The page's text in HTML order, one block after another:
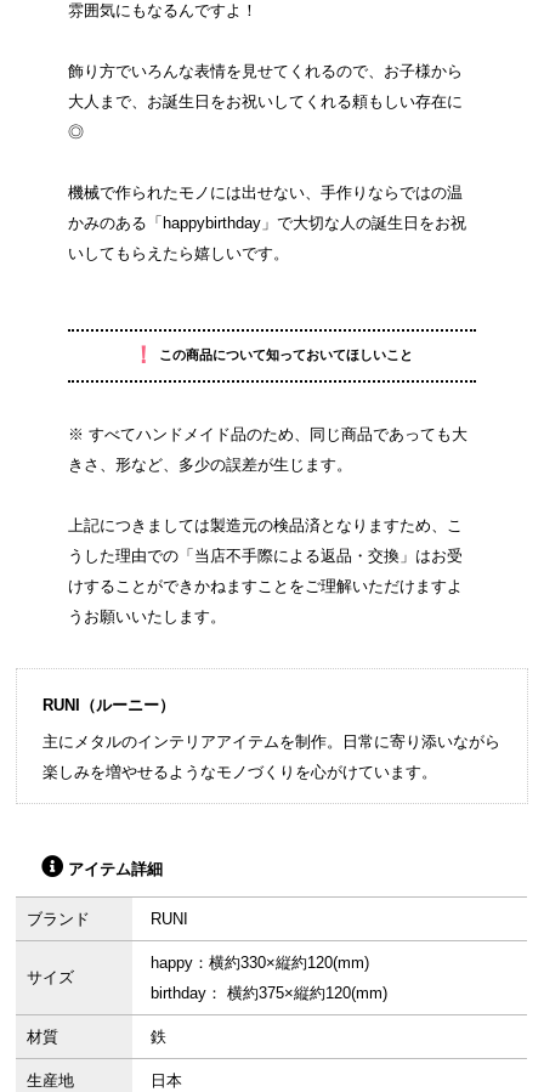
雰囲気にもなるんですよ！
飾り方でいろんな表情を見せてくれるので、お子様から
大人まで、お誕生日をお祝いしてくれる頼もしい存在に
◎
機械で作られたモノには出せない、手作りならではの温
かみのある「happybirthday」で大切な人の誕生日をお祝
いしてもらえたら嬉しいです。
！ この商品について知っておいてほしいこと
※ すべてハンドメイド品のため、同じ商品であっても大
きさ、形など、多少の誤差が生じます。
上記につきましては製造元の検品済となりますため、こ
うした理由での「当店不手際による返品・交換」はお受
けすることができかねますことをご理解いただけますよ
うお願いいたします。
RUNI（ルーニー）
主にメタルのインテリアアイテムを制作。日常に寄り添いながら
楽しみを増やせるようなモノづくりを心がけています。
アイテム詳細
ブランド RUNI
サイズ
happy：横約330×縦約120(mm)
birthday： 横約375×縦約120(mm)
材質 鉄
生産地 日本